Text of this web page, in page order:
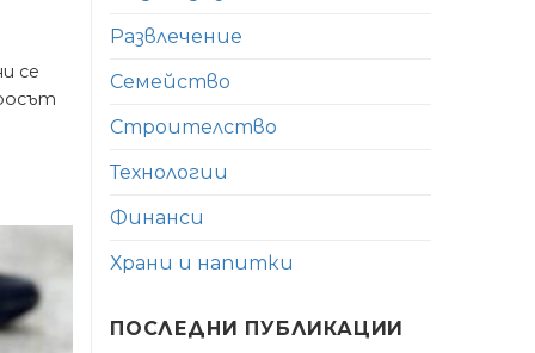
се
Развлечение
Семейство
Строителство
Технологии
Финанси
Храни и напитки
ПОСЛЕДНИ ПУБЛИКАЦИИ